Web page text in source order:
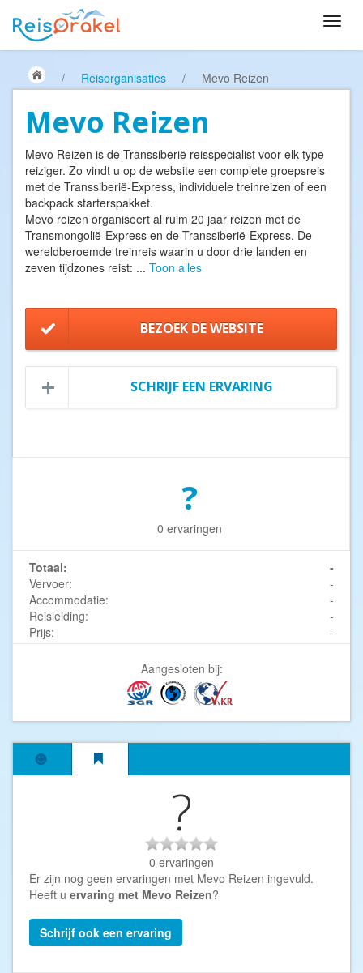
/ Reisorganisaties / Mevo Reizen
Mevo Reizen
Mevo Reizen is de Transsiberië reisspecialist voor elk type
reiziger. Zo vindt u op de website een complete groepsreis
met de Transsiberië-Express, individuele treinreizen of een
backpack starterspakket.
Mevo reizen organiseert al ruim 20 jaar reizen met de
Transmongolië-Express en de Transsiberië-Express. De
wereldberoemde treinreis waarin u door drie landen en
zeven tijdzones reist: ... Toon alles
BEZOEK DE WEBSITE
SCHRIJF EEN ERVARING
?
0 ervaringen
Totaal:
-
Vervoer:
-
Accommodatie:
-
Reisleiding:
-
Prijs:
-
Aangesloten bij:
?
0 ervaringen
Er zijn nog geen ervaringen met Mevo Reizen ingevuld.
Heeft u ervaring met Mevo Reizen?
Schrijf ook een ervaring